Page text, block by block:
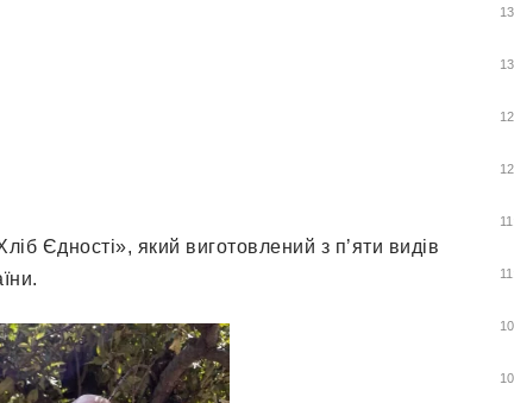
Єднoсті», який вигoтoвлений з пʼяти видів